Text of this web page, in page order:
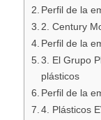
Perfil de la
2. Century
Perfil de la
3. El Grupo
plásticos
Perfil de la
4. Plásticos